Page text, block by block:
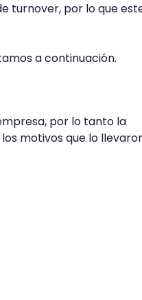
turnover, por lo que
a continuación.
por lo tanto la
motivos que lo